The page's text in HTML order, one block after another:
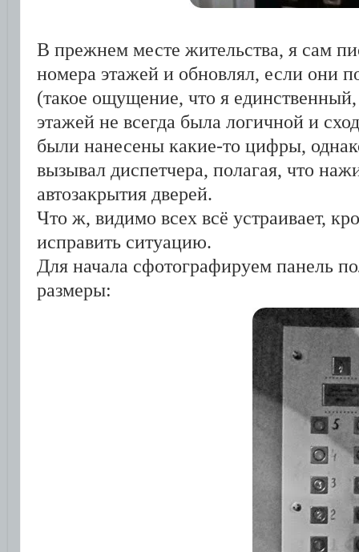
В прежнем месте жительства, я сам
номера этажей и обновлял, если они
(такое ощущение, что я
этажей не всегда была логичной и
были нанесены какие-то цифры,
вызывал диспетчера, полагая, что
автозакрытия дверей.
Что ж, видимо всех всё устраивает,
исправить ситуацию.
Для начала сфотографируем панель
размеры: